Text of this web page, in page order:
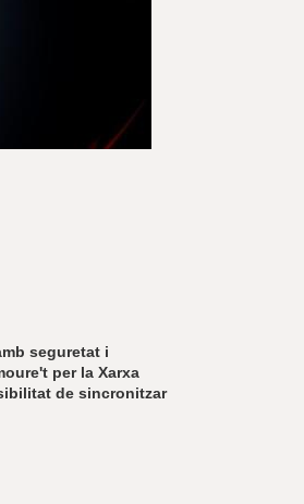
l
seguretat i
per la Xarxa
de sincronitzar